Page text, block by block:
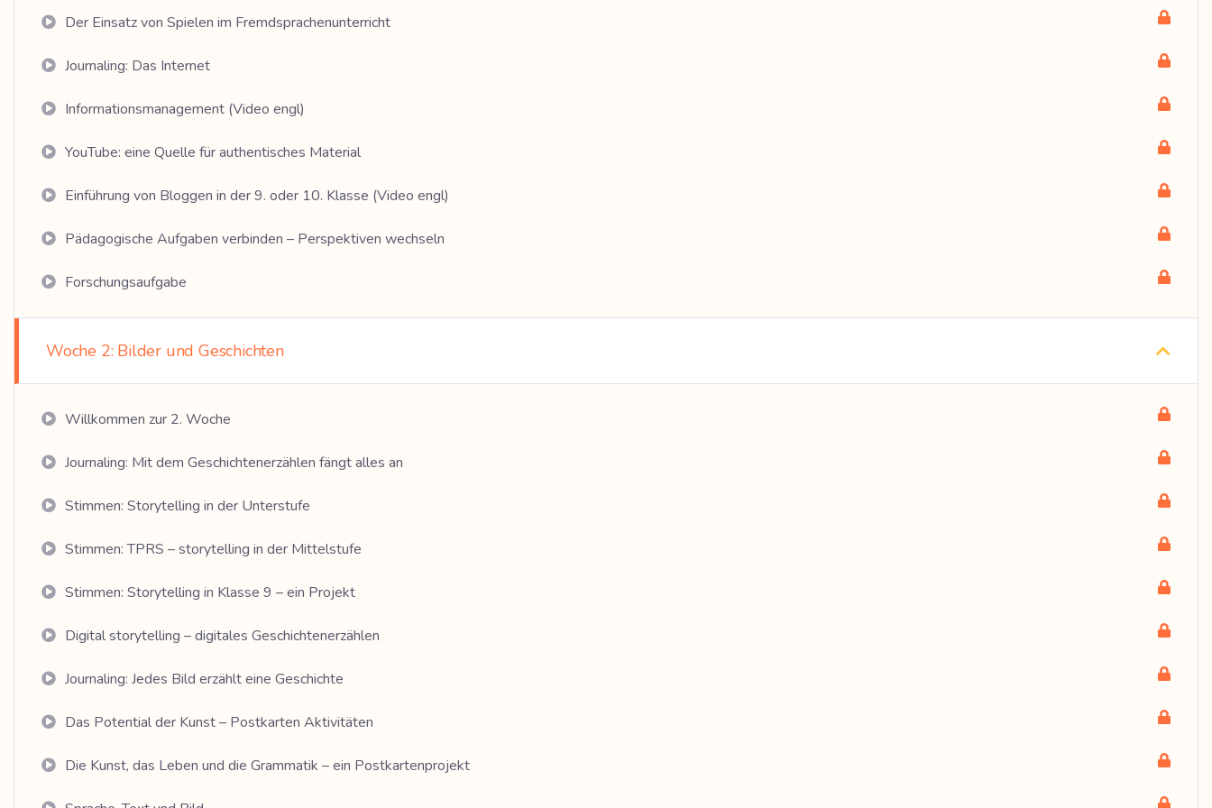
Der Einsatz von Spielen im Fremdsprachenunterricht
Journaling: Das Internet
Informationsmanagement (Video engl)
YouTube: eine Quelle für authentisches Material
Einführung von Bloggen in der 9. oder 10. Klasse (Video engl)
Pädagogische Aufgaben verbinden – Perspektiven wechseln
Forschungsaufgabe
Woche 2: Bilder und Geschichten
Willkommen zur 2. Woche
Journaling: Mit dem Geschichtenerzählen fängt alles an
Stimmen: Storytelling in der Unterstufe
Stimmen: TPRS – storytelling in der Mittelstufe
Stimmen: Storytelling in Klasse 9 – ein Projekt
Digital storytelling – digitales Geschichtenerzählen
Journaling: Jedes Bild erzählt eine Geschichte
Das Potential der Kunst – Postkarten Aktivitäten
Die Kunst, das Leben und die Grammatik – ein Postkartenprojekt